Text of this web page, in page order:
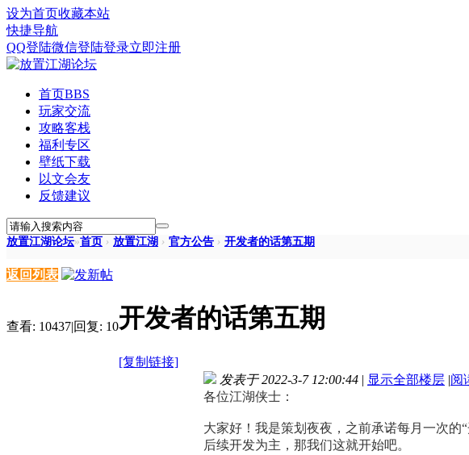
设为首页收藏本站
快捷导航
QQ登陆微信登陆登录立即注册
首页BBS
玩家交流
攻略客栈
福利专区
壁纸下载
以文会友
反馈建议
放置江湖论坛»首页 › 放置江湖 › 官方公告 › 开发者的话第五期
返回列表
查看: 10437|回复: 10开发者的话第五期
[复制链接]
发表于 2022-3-7 12:00:44 | 显示全部楼层 |阅
各位江湖侠士：
大家好！我是策划夜夜，之前承诺每月一次
后续开发为主，那我们这就开始吧。